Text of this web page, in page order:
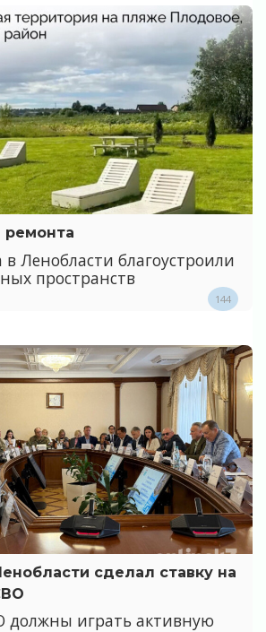
ремонта
в Ленобласти благоустроили
пространств
144
сделал ставку на
должны играть активную